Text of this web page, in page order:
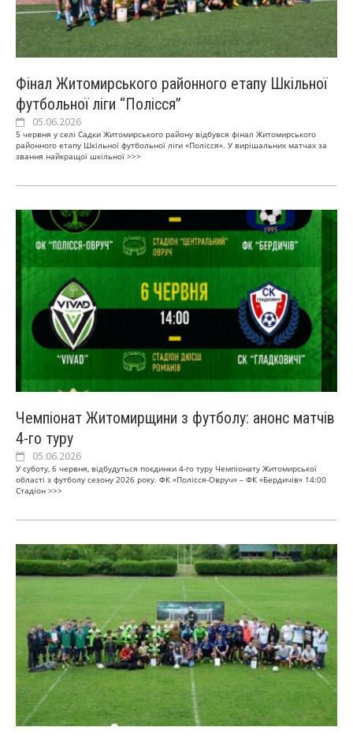
Фінал Житомирського районного етапу Шкільної
футбольної ліги “Полісся”
05.06.2026
5 червня у селі Садки Житомирського району відбувся фінал Житомирського
районного етапу Шкільної футбольної ліги «Полісся». У вирішальних матчах за
звання найкращої шкільної >>>
Чемпіонат Житомирщини з футболу: анонс матчів
4-го туру
05.06.2026
У суботу, 6 червня, відбудуться поєдинки 4-го туру Чемпіонату Житомирської
області з футболу сезону 2026 року. ФК «Полісся-Овруч» – ФК «Бердичів» 14:00
Стадіон >>>